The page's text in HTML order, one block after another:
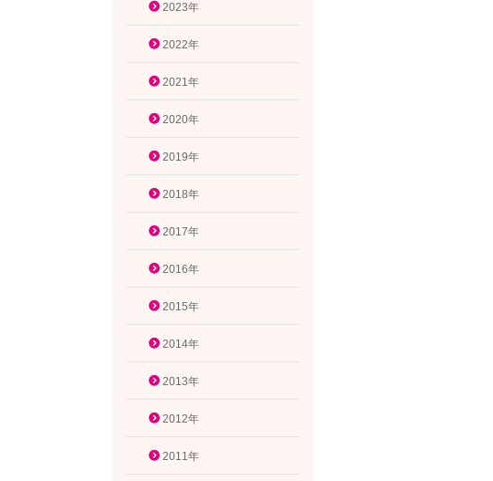
2023年
2022年
2021年
2020年
2019年
2018年
2017年
2016年
2015年
2014年
2013年
2012年
2011年